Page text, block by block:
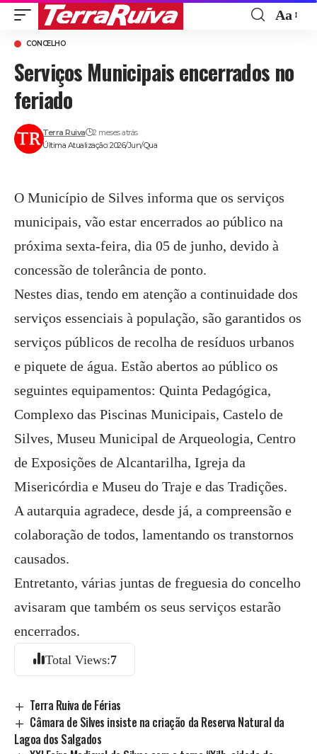
Aa
CONCELHO
Serviços Municipais encerrados no
feriado
Última Atualização: 2026/Jun/Qua
Terra Ruiva 2 meses atrás
O Município de Silves informa que os serviços
municipais, vão estar encerrados ao público na
próxima sexta-feira, dia 05 de junho, devido à
concessão de tolerância de ponto.
Nestes dias, tendo em atenção a continuidade dos
serviços essenciais à população, são garantidos os
serviços públicos de recolha de resíduos urbanos
e piquete de água. Estão abertos ao público os
seguintes equipamentos: Quinta Pedagógica,
Complexo das Piscinas Municipais, Castelo de
Silves, Museu Municipal de Arqueologia, Centro
de Exposições de Alcantarilha, Igreja da
Misericórdia e Museu do Traje e das Tradições.
A autarquia agradece, desde já, a compreensão e
colaboração de todos, lamentando os transtornos
causados.
Entretanto, várias juntas de freguesia do concelho
avisaram que também os seus serviços estarão
encerrados.
Total Views:7
Terra Ruiva de Férias
Câmara de Silves insiste na criação da Reserva Natural da
Lagoa dos Salgados